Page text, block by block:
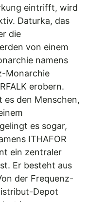
eintrifft, wird
Daturka, das
die
von einem
namens
Monarchie
erobern.
den Menschen,
es sogar,
ITHAFOR
ein zentraler
Er besteht aus
der Frequenz-
Depot